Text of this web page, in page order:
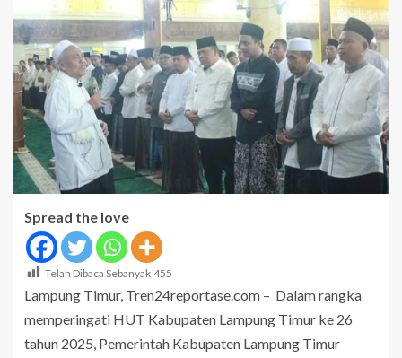
Spread the love
Telah Dibaca Sebanyak 455
Lampung Timur, Tren24reportase.com – Dalam rangka
memperingati HUT Kabupaten Lampung Timur ke 26
tahun 2025, Pemerintah Kabupaten Lampung Timur